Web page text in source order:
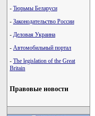
- Тюрьмы Беларуси
- Законодательство России
- Деловая Украина
- Автомобильный портал
- The legislation of the Great
Britain
Правовые новости